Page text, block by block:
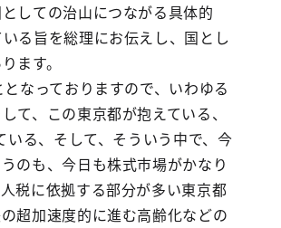
しての治山につながる具体的
る旨を総理にお伝えし、国とし
ます。
なっておりますので、いわゆる
て、この東京都が抱えている、
る、そして、そういう中で、今
のも、今日も株式市場がかなり
税に依拠する部分が多い東京都
超加速度的に進む高齢化などの